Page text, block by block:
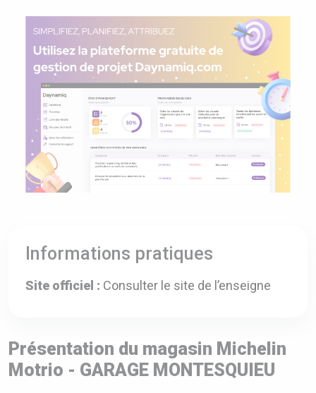
Informations pratiques
Site officiel : Consulter le site de l’enseigne
Présentation du magasin Michelin
Motrio - GARAGE MONTESQUIEU